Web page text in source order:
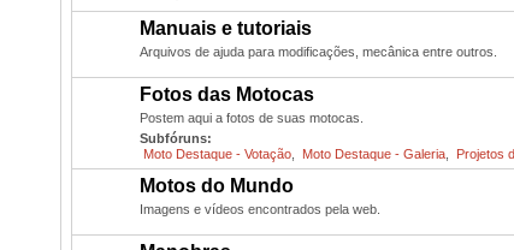
Manuais e tutoriais
Arquivos de ajuda para modificações, mecânica entre outros.
Fotos das Motocas
Postem aqui a fotos de suas motocas.
Subfóruns:
Moto Destaque - Votação
Moto Destaque - Galeria Projetos
Motos do Mundo
Imagens e vídeos encontrados pela web.